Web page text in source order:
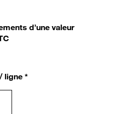
d’une valeur
ligne *